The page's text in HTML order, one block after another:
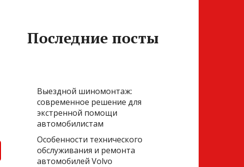
Последние посты
Выездной шиномонтаж:
современное решение для
экстренной помощи
автомобилистам
Особенности технического
обслуживания и ремонта
автомобилей Volvo